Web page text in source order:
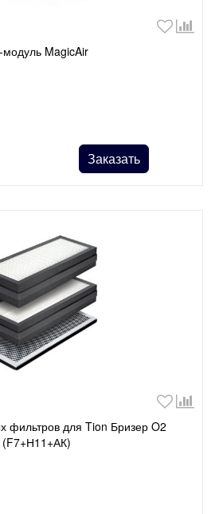
MagicAir
Заказать
фильтров для Tion Бризер O2
(F7+Н11+АК)